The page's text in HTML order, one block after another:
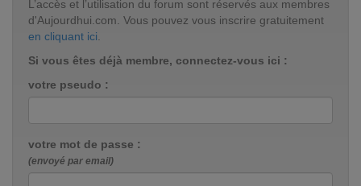
L’accès et l’utilisation du forum sont réservés aux membres
d'Aujourdhui.com. Vous pouvez vous inscrire gratuitement
en cliquant ici.
Si vous êtes déjà membre, connectez-vous ici :
votre pseudo :
votre mot de passe :
(envoyé par email)